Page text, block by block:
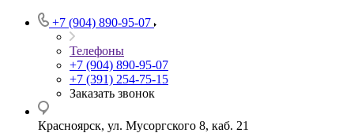
+7 (904) 890-95-07
Телефоны
+7 (904) 890-95-07
+7 (391) 254-75-15
Заказать звонок
Красноярск, ул. Мусоргского 8, каб. 21